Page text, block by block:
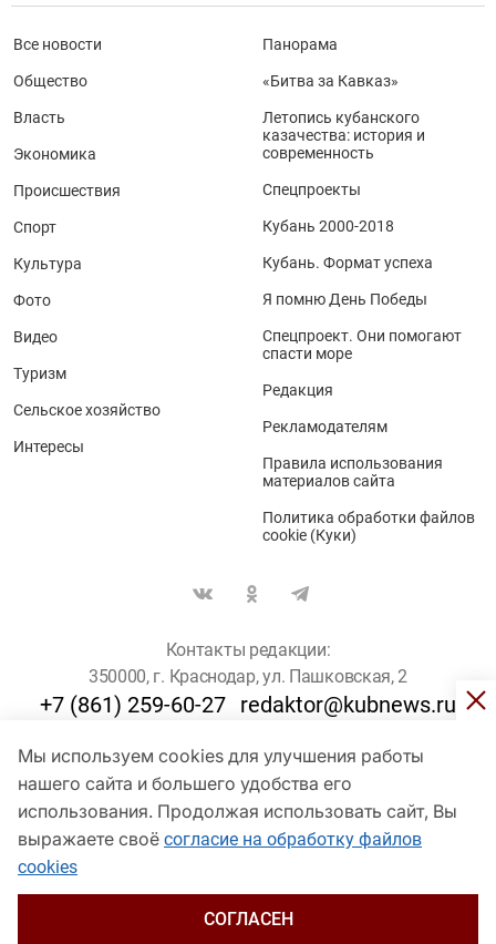
Мы используем cookies для улучшения работы
нашего сайта и большего удобства его
использования. Продолжая использовать сайт, Вы
выражаете своё согласие на обработку файлов
cookies
СОГЛАСЕН
Все новости
Общество
Власть
Экономика
Происшествия
Спорт
Культура
Фото
Видео
Туризм
Сельское хозяйство
Интересы
Панорама
«Битва за Кавказ»
Летопись кубанского
казачества: история и
современность
Спецпроекты
Кубань 2000-2018
Кубань. Формат успеха
Я помню День Победы
Спецпроект. Они помогают
спасти море
Редакция
Рекламодателям
Правила использования
материалов сайта
Политика обработки файлов
cookie (Куки)
Контакты редакции:
350000, г. Краснодар, ул. Пашковская, 2
+7 (861) 259-60-27 redaktor@kubnews.ru
Для пользователей старше 16 лет
© Кубанские Новости, 2017
Сетевое издание «kubnews» зарегистрировано Федеральной
службой по надзору в сфере связи, информационных технологий
и массовых коммуникаций (Роскомнадзор). Регистрационный
Пашковская, 2). Главный редактор – Филиппов О. Ю.